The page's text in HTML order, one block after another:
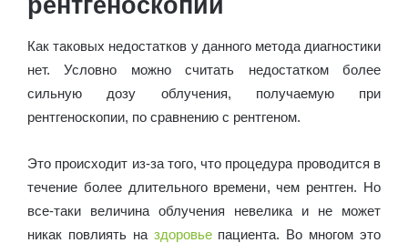
рентгеноскопии
Как таковых недостатков у данного метода диагностики
нет. Условно можно считать недостатком более
сильную дозу облучения, получаемую при
рентгеноскопии, по сравнению с рентгеном.
Это происходит из-за того, что процедура проводится в
течение более длительного времени, чем рентген. Но
все-таки величина облучения невелика и не может
никак повлиять на здоровьепациента. Во многом это